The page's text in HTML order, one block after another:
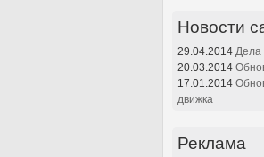
Новости
29.04.2014 Дела
20.03.2014
17.01.2014
движка
Реклама